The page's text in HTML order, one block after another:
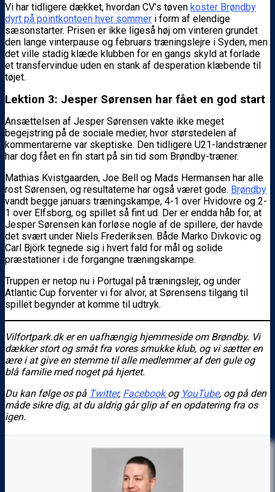
Vi har tidligere dækket, hvordan CV’s tøven koster Brøndby
dyrt på pointkontoen hver sommer i form af elendige
sæsonstarter. Prisen er ikke ligeså høj om vinteren grundet
den lange vinterpause og februars træningslejre i Syden, men
det ville stadig klæde klubben for en gangs skyld at forlade
et transfervindue uden en stank af desperation klæbende til
tøjet.
Lektion 3: Jesper Sørensen har fået en god start
Ansættelsen af Jesper Sørensen vakte ikke meget
begejstring på de sociale medier, hvor størstedelen af
kommentarerne var skeptiske. Den tidligere U21-landstræner
har dog fået en fin start på sin tid som Brøndby-træner.
Mathias Kvistgaarden, Joe Bell og Mads Hermansen har alle
rost Sørensen, og resultaterne har også været gode. Brøndby
vandt begge januars træningskampe, 4-1 over Hvidovre og 2-
1 over Elfsborg, og spillet så fint ud. Der er endda håb for, at
Jesper Sørensen kan forløse nogle af de spillere, der havde
det svært under Niels Frederiksen. Både Marko Divkovic og
Carl Björk tegnede sig i hvert fald for mål og solide
præstationer i de forgangne træningskampe.
Truppen er netop nu i Portugal på træningslejr, og under
Atlantic Cup forventer vi for alvor, at Sørensens tilgang til
spillet begynder at komme til udtryk.
Vilfortpark.dk er en uafhængig hjemmeside om Brøndby. Vi
dækker stort og småt fra vores smukke klub, og vi sætter en
ære i at give en stemme til alle medlemmer af den gule og
blå familie med noget på hjertet.
Du kan følge os på Twitter, Facebookog YouTube, og på den
måde sikre dig, at du aldrig går glip af en opdatering fra os
igen.